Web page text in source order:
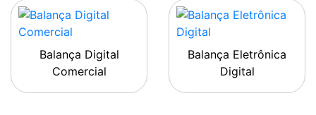
Balança Digital
Comercial
Balança Eletrônica
Digital